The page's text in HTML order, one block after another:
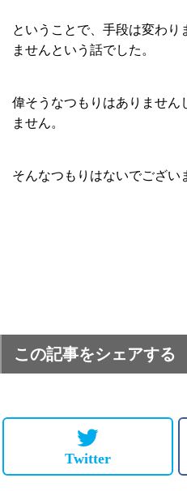
ということで、手段は変わ
ませんという話でした。
偉そうなつもりはありません
ません。
そんなつもりはないでござい
この記事をシェアする
Twitter